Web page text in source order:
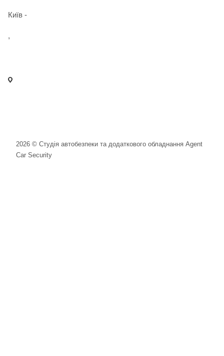
Київ -
,
2026 © Студія автобезпеки та додаткового обладнання Agent
Car Security